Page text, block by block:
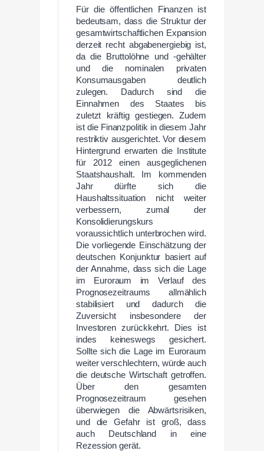
Für die öffentlichen Finanzen ist
bedeutsam, dass die Struktur der
gesamtwirtschaftlichen Expansion
derzeit recht abgabenergiebig ist,
da die Bruttolöhne und -gehälter
und die nominalen privaten
Konsumausgaben deutlich
zulegen. Dadurch sind die
Einnahmen des Staates bis
zuletzt kräftig gestiegen. Zudem
ist die Finanzpolitik in diesem Jahr
restriktiv ausgerichtet. Vor diesem
Hintergrund erwarten die Institute
für 2012 einen ausgeglichenen
Staatshaushalt. Im kommenden
Jahr dürfte sich die
Haushaltssituation nicht weiter
verbessern, zumal der
Konsolidierungskurs
voraussichtlich unterbrochen wird.
Die vorliegende Einschätzung der
deutschen Konjunktur basiert auf
der Annahme, dass sich die Lage
im Euroraum im Verlauf des
Prognosezeitraums allmählich
stabilisiert und dadurch die
Zuversicht insbesondere der
Investoren zurückkehrt. Dies ist
indes keineswegs gesichert.
Sollte sich die Lage im Euroraum
weiter verschlechtern, würde auch
die deutsche Wirtschaft getroffen.
Über den gesamten
Prognosezeitraum gesehen
überwiegen die Abwärtsrisiken,
und die Gefahr ist groß, dass
auch Deutschland in eine
Rezession gerät.